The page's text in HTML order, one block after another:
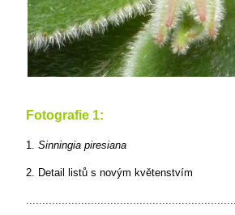
Fotografie 1:
1. Sinningia piresiana
2. Detail listů s novým květenstvím